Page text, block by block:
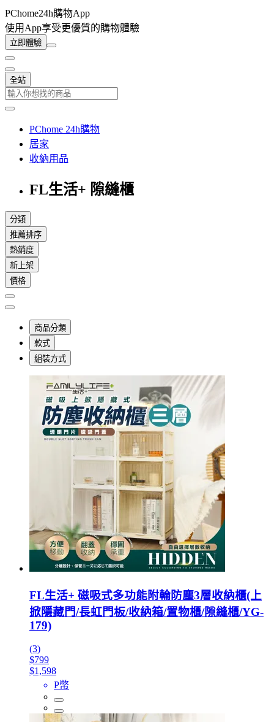
PChome24h購物App
使用App享受更優質的購物體驗
立即體驗
全站
PChome 24h購物
居家
收納用品
FL生活+ 隙縫櫃
分類
推薦排序
熱銷度
新上架
價格
商品分類
款式
組裝方式
FL生活+ 磁吸式多功能附輪防塵3層收納櫃(上
掀隱藏門/長虹門板/收納箱/置物櫃/隙縫櫃/YG-
179)
(3)
$799
$1,598
P幣